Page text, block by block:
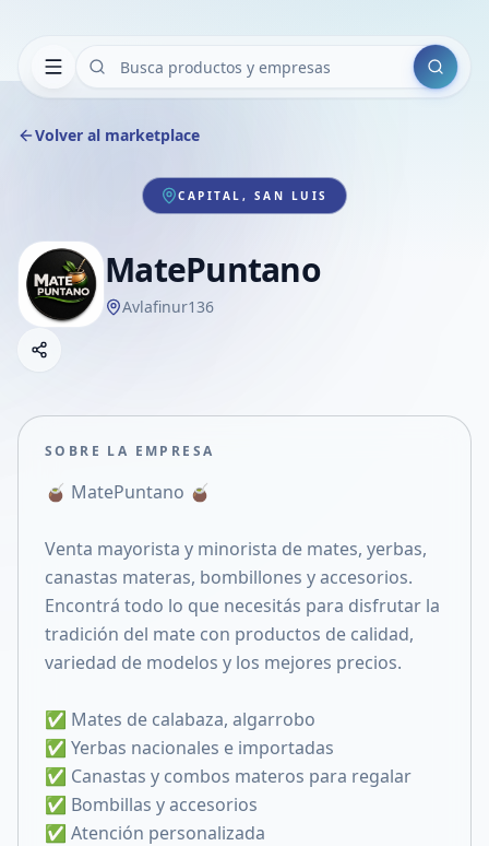
Buscar
Volver al marketplace
CAPITAL, SAN LUIS
MatePuntano
Avlafinur136
Compartir empresa
Compartir en X
SOBRE LA EMPRESA
🧉 MatePuntano 🧉
Venta mayorista y minorista de mates, yerbas,
canastas materas, bombillones y accesorios.
Encontrá todo lo que necesitás para disfrutar la
tradición del mate con productos de calidad,
variedad de modelos y los mejores precios.
✅ Mates de calabaza, algarrobo
✅ Yerbas nacionales e importadas
✅ Canastas y combos materos para regalar
✅ Bombillas y accesorios
✅ Atención personalizada